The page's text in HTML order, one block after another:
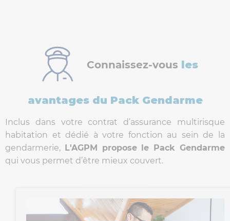
Connaissez-vous les
avantages du Pack Gendarme
Inclus dans votre contrat d’assurance multirisque
habitation et dédié à votre fonction au sein de la
gendarmerie, L'AGPM propose le Pack Gendarme
qui vous permet d’être mieux couvert.